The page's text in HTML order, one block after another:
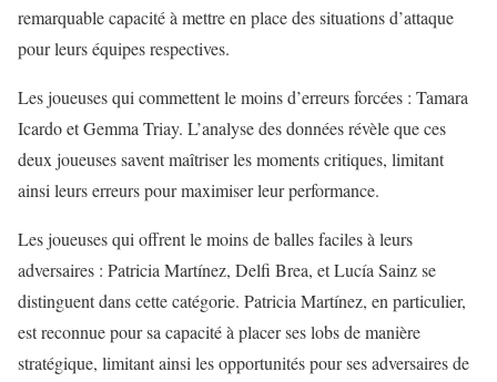
remarquable capacité à mettre en place des situations d’attaque
pour leurs équipes respectives.
Les joueuses qui commettent le moins d’erreurs forcées : Tamara
Icardo et Gemma Triay. L’analyse des données révèle que ces
deux joueuses savent maîtriser les moments critiques, limitant
ainsi leurs erreurs pour maximiser leur performance.
Les joueuses qui offrent le moins de balles faciles à leurs
adversaires : Patricia Martínez, Delfi Brea, et Lucía Sainz se
distinguent dans cette catégorie. Patricia Martínez, en particulier,
est reconnue pour sa capacité à placer ses lobs de manière
stratégique, limitant ainsi les opportunités pour ses adversaires de